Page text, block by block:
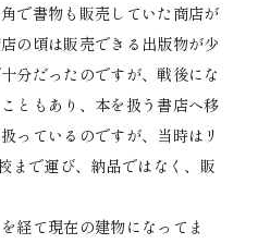
で書物も販売していた商店が
の頃は販売できる出版物が少
分だったのですが、戦後にな
ともあり、本を扱う書店へ移
っているのですが、当時はリ
まで運び、納品ではなく、販
経て現在の建物になってま